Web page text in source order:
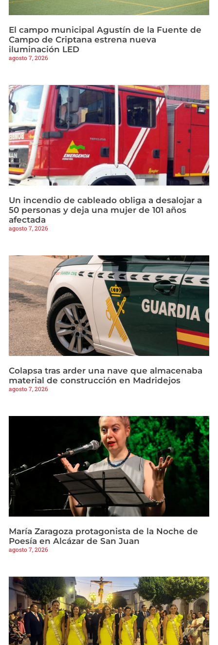
El campo municipal Agustín de la Fuente de
Campo de Criptana estrena nueva
iluminación LED
agosto 7, 2026
Un incendio de cableado obliga a desalojar a
50 personas y deja una mujer de 101 años
afectada
agosto 7, 2026
Colapsa tras arder una nave que almacenaba
material de construcción en Madridejos
agosto 7, 2026
María Zaragoza protagonista de la Noche de
Poesía en Alcázar de San Juan
agosto 7, 2026